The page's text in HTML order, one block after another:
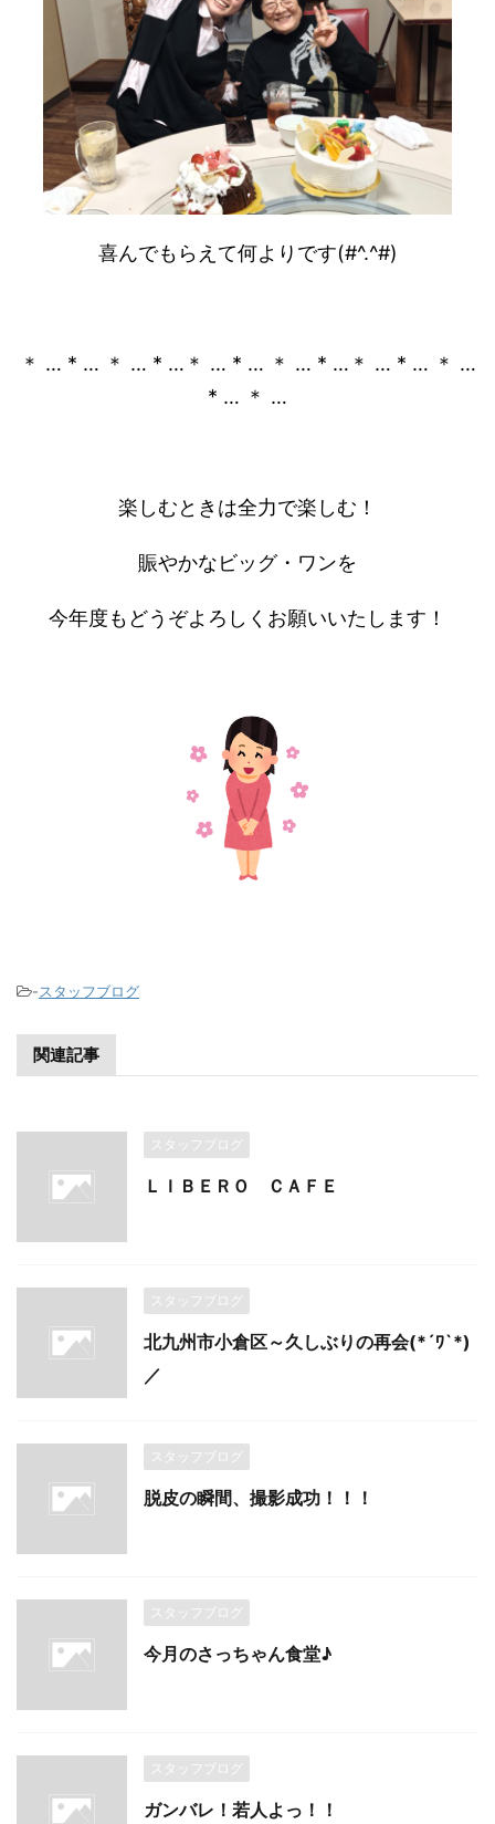
喜んでもらえて何よりです(#^.^#)
＊ … * … ＊ … * …＊ … * … ＊ … * …＊ … * … ＊ …
* … ＊ …
楽しむときは全力で楽しむ！
賑やかなビッグ・ワンを
今年度もどうぞよろしくお願いいたします！
-スタッフブログ
関連記事
スタッフブログ
ＬＩＢＥＲＯ ＣＡＦＥ
スタッフブログ
北九州市小倉区～久しぶりの再会(*´ﾜ`*)
／
スタッフブログ
脱皮の瞬間、撮影成功！！！
スタッフブログ
今月のさっちゃん食堂♪
スタッフブログ
ガンバレ！若人よっ！！